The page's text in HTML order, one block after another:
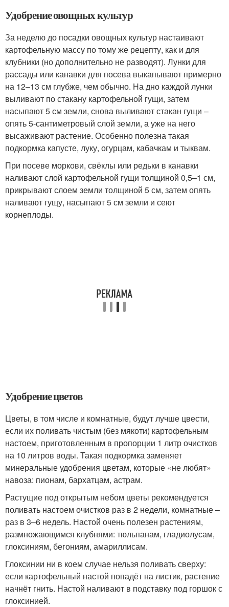
Удобрение овощных культур
За неделю до посадки овощных культур настаивают
картофельную массу по тому же рецепту, как и для
клубники (но дополнительно не разводят). Лунки для
рассады или канавки для посева выкапывают примерно
на 12–13 см глубже, чем обычно. На дно каждой лунки
выливают по стакану картофельной гущи, затем
насыпают 5 см земли, снова выливают стакан гущи –
опять 5-сантиметровый слой земли, а уже на него
высаживают растение. Особенно полезна такая
подкормка капусте, луку, огурцам, кабачкам и тыквам.
При посеве моркови, свёклы или редьки в канавки
наливают слой картофельной гущи толщиной 0,5–1 см,
прикрывают слоем земли толщиной 5 см, затем опять
наливают гущу, насыпают 5 см земли и сеют
корнеплоды.
Удобрение цветов
Цветы, в том числе и комнатные, будут лучше цвести,
если их поливать чистым (без мякоти) картофельным
настоем, приготовленным в пропорции 1 литр очистков
на 10 литров воды. Такая подкормка заменяет
минеральные удобрения цветам, которые «не любят»
навоза: пионам, бархатцам, астрам.
Растущие под открытым небом цветы рекомендуется
поливать настоем очистков раз в 2 недели, комнатные –
раз в 3–6 недель. Настой очень полезен растениям,
размножающимся клубнями: тюльпанам, гладиолусам,
глоксиниям, бегониям, амариллисам.
Глоксинии ни в коем случае нельзя поливать сверху:
если картофельный настой попадёт на листик, растение
начнёт гнить. Настой наливают в подставку под горшок с
глоксинией.